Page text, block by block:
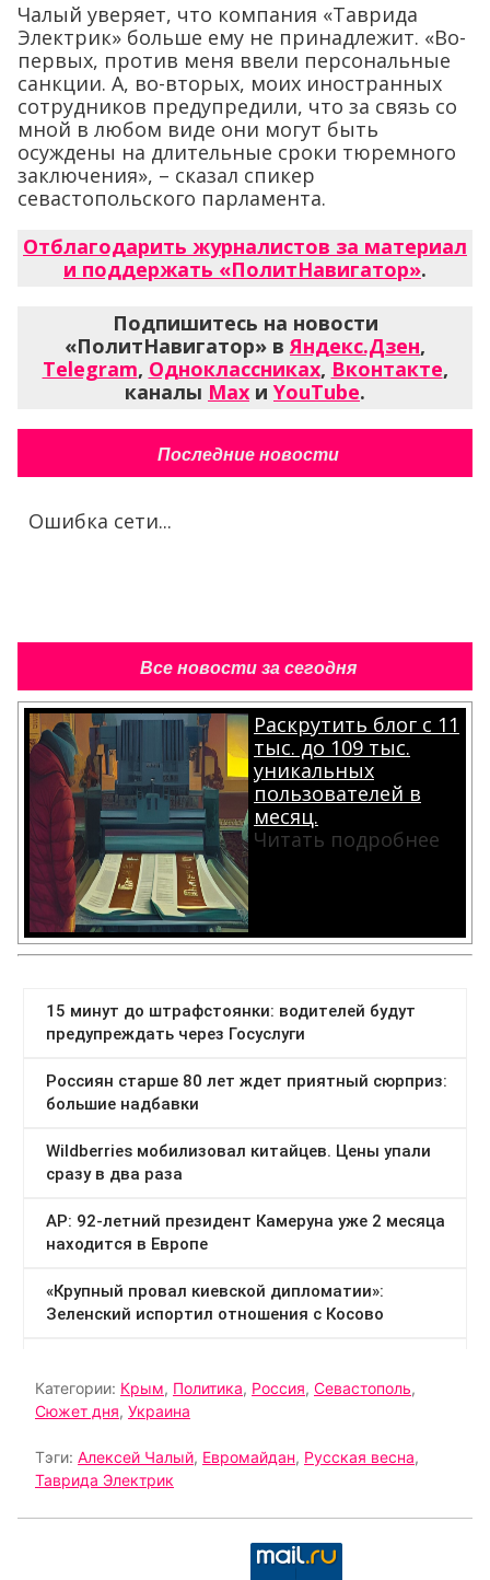
Чалый уверяет, что компания «Таврида
Электрик» больше ему не принадлежит. «Во-
первых, против меня ввели персональные
санкции. А, во-вторых, моих иностранных
сотрудников предупредили, что за связь со
мной в любом виде они могут быть
осуждены на длительные сроки тюремного
заключения», – сказал спикер
севастопольского парламента.
Отблагодарить журналистов за материал
и поддержать «ПолитНавигатор».
Подпишитесь на новости
«ПолитНавигатор» вЯндекс.Дзен,
Telegram, Одноклассниках, Вконтакте,
каналы Max и YouTube.
Последние новости
Ошибка сети...
Все новости за сегодня
Раскрутить блог с 11
тыс. до 109 тыс.
уникальных
пользователей в
месяц.
Читать подробнее
Категории: Крым, Политика, Россия, Севастополь,
Сюжет дня, Украина
Тэги: Алексей Чалый, Евромайдан, Русская весна,
Таврида Электрик